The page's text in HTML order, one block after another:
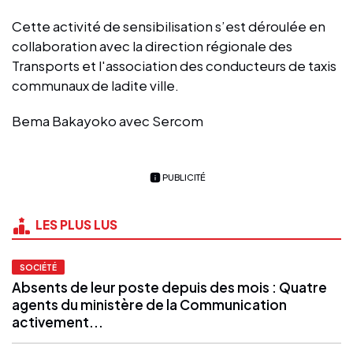
Cette activité de sensibilisation s’est déroulée en
collaboration avec la direction régionale des
Transports et l'association des conducteurs de taxis
communaux de ladite ville.
Bema Bakayoko avec Sercom
PUBLICITÉ
LES PLUS LUS
SOCIÉTÉ
Absents de leur poste depuis des mois : Quatre
agents du ministère de la Communication
activement...